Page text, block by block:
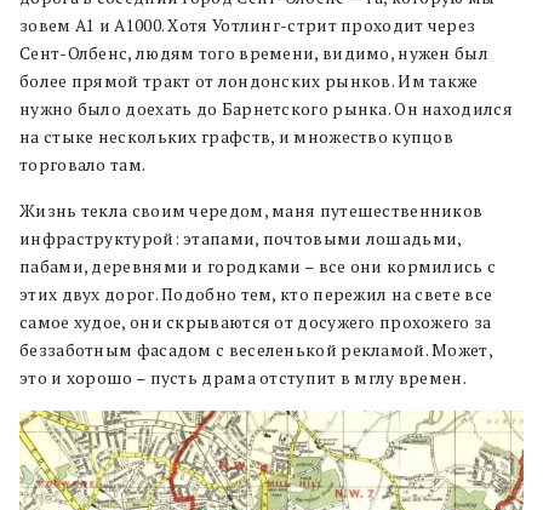
зовем А1 и А1000. Хотя Уотлинг-стрит проходит через
Сент-Олбенс, людям того времени, видимо, нужен был
более прямой тракт от лондонских рынков. Им также
нужно было доехать до Барнетского рынка. Он находился
на стыке нескольких графств, и множество купцов
торговало там.
Жизнь текла своим чередом, маня путешественников
инфраструктурой: этапами, почтовыми лошадьми,
пабами, деревнями и городками – все они кормились с
этих двух дорог. Подобно тем, кто пережил на свете все
самое худое, они скрываются от досужего прохожего за
беззаботным фасадом с веселенькой рекламой. Может,
это и хорошо – пусть драма отступит в мглу времен.